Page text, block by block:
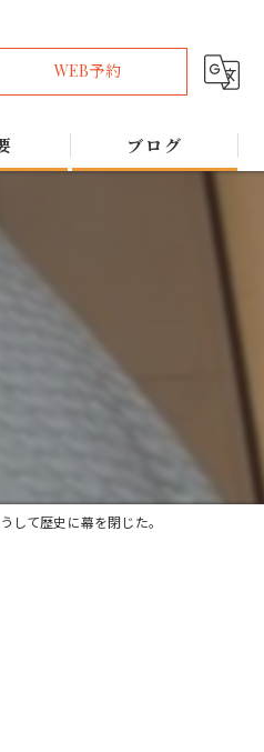
WEB予約
ブログ
して歴史に幕を閉じた。